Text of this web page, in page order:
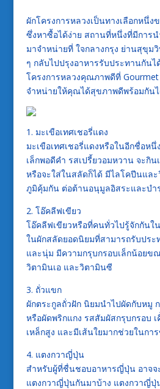
ผักโครงการหลวงเป็นทางเลือกหนึ่
ซึ่งหาซื้อได้ง่าย สถานที่หนึ่งที่มีการ
มาจำหน่ายที่ ใจกลางกรุง ย่านสุขุม
ๆ กลับไปปรุงอาหารรับประทานกัน
โครงการหลวงคุณภาพดีที่
จำหน่ายให้คุณได้สุขภาพดีพร้อมกันไ
1. มะเขือเทศเชอรี่แดง
มะเขือเทศเชอรี่แดงหรือในอีกชื่อห
เล็กพอดีคำ รสเปรี้ยวอมหวาน จะกิ
หรือจะใส่ในสลัดก็ได้ มีไลโคปีนแล
ภูมิคุ้มกัน ต่อต้านอนุมูลอิสระและบำ
2. โอ๊คลีฟเขียว
โอ๊คลีฟเขียวหรือที่คนทั่วไปรู้จักกันใ
ในผักสลัดยอดนิยมที่สามารถรับประ
และนุ่ม มีความกรุบกรอบเล็กน้อยข
วิตามินเอ และวิตามินซี
3. ถั่วแขก
ผักตระกูลถั่วฝัก นิยมนำไปผัดกับหมู
หรือผัดพริกแกง รสสัมผัสกรุบกรอบ
เหล็กสูง และมีเส้นใยมากช่วยในกา
4. แตงกวาญี่ปุ่น
สำหรับผู้ที่ชื่นชอบอาหารญี่ปุ่น อาจจ
แตงกวาญี่ปุ่นกันมาบ้าง แตงกวาญี่ปุ่